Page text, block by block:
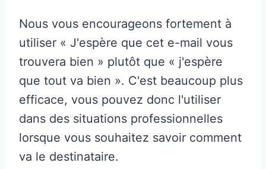
Nous vous encourageons fortement à
utiliser « J'espère que cet e-mail vous
trouvera bien » plutôt que « j'espère
que tout va bien ». C'est beaucoup plus
efficace, vous pouvez donc l'utiliser
dans des situations professionnelles
lorsque vous souhaitez savoir comment
va le destinataire.